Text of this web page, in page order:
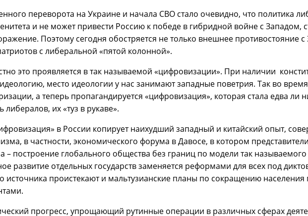
переворота на Украине и начала СВО стало очевидно, что политика
и не может привести Россию к победе в гибридной войне с
Поэтому сегодня обостряется не только внешнее противостояние
с либеральной «пятой колонной».
это проявляется в так называемой «цифровизации». При наличии
место идеологии у нас занимают западные поветрия. Так во
а теперь пропагандируется «цифровизация», которая стала едва ли
либералов, их «туз в рукаве».
в России копирует наихудший западный и китайский опыт,
в частности, экономического форума в Давосе, в котором
– построение глобального общества без границ по модели так
развитие отдельных государств заменяется реформами для всех под
источника проистекают и мальтузианские планы по сокращению
прогресс, упрощающий рутинные операции в различных сферах